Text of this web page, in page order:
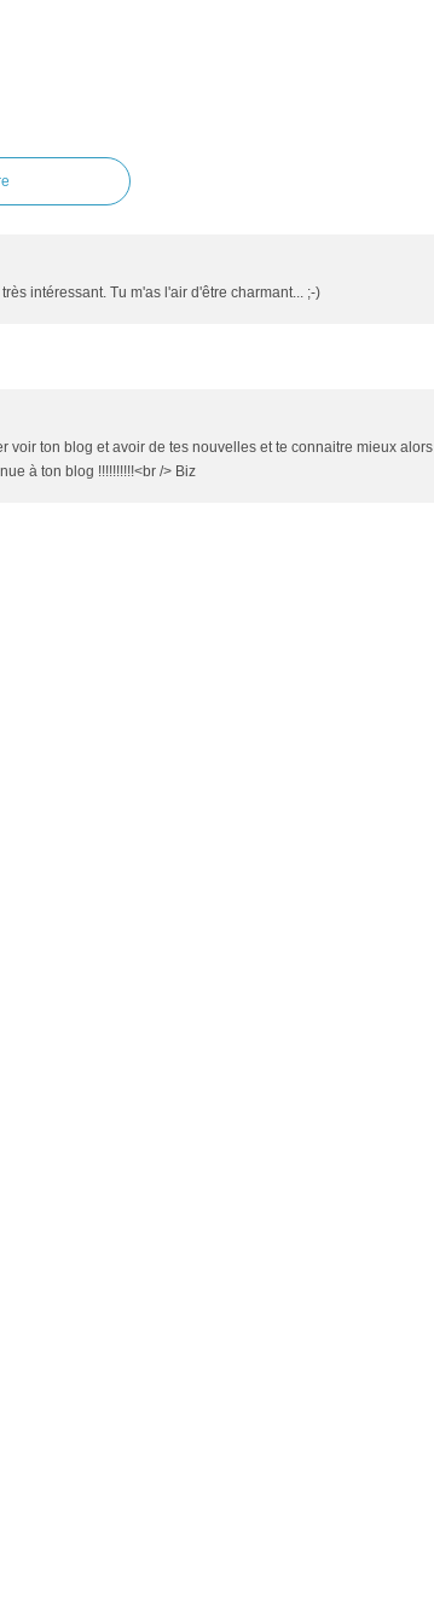
intéressant. Tu m'as l'air d'être charmant... ;-)
voir ton blog et avoir de tes nouvelles et te connaitre mieux alors
à ton blog !!!!!!!!!!<br /> Biz